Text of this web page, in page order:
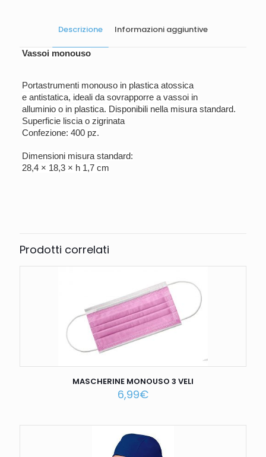
Descrizione Informazioni aggiuntive
Vassoi monouso
Portastrumenti monouso in plastica atossica
e antistatica, ideali da sovrapporre a vassoi in
alluminio o in plastica. Disponibili nella misurastandard.
Superficie liscia o zigrinata
Confezione: 400 pz.
Dimensioni misura standard:
28,4 × 18,3 × h 1,7 cm
Prodotti correlati
MASCHERINE MONOUSO 3 VELI
6,99€